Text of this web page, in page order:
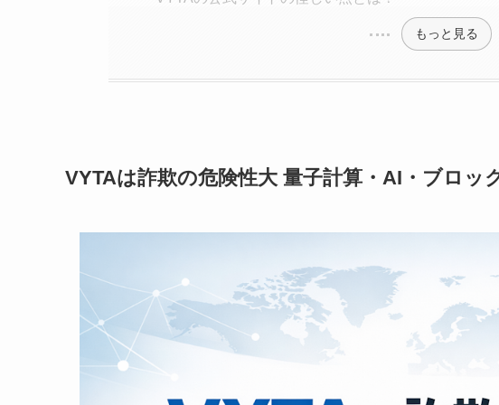
もっと見る
VYTAは詐欺の危険性大 量子計算・AI・ブロ